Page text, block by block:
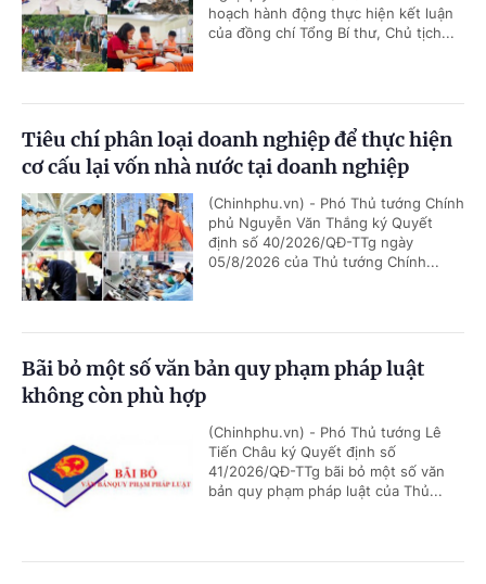
hoạch hành động thực hiện kết luận
của đồng chí Tổng Bí thư, Chủ tịch...
Tiêu chí phân loại doanh nghiệp để thực hiện
cơ cấu lại vốn nhà nước tại doanh nghiệp
(Chinhphu.vn) - Phó Thủ tướng Chính
phủ Nguyễn Văn Thắng ký Quyết
định số 40/2026/QĐ-TTg ngày
05/8/2026 của Thủ tướng Chính...
Bãi bỏ một số văn bản quy phạm pháp luật
không còn phù hợp
(Chinhphu.vn) - Phó Thủ tướng Lê
Tiến Châu ký Quyết định số
41/2026/QĐ-TTg bãi bỏ một số văn
bản quy phạm pháp luật của Thủ...